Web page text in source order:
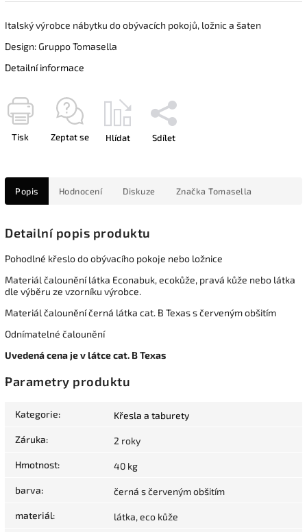
Italský výrobce nábytku do obývacích pokojů, ložnic a šaten
Design: Gruppo Tomasella
Detailní informace
Tisk Zeptat se Hlídat Sdílet
Popis Hodnocení Diskuze Značka Tomasella
Detailní popis produktu
Pohodlné křeslo do obývacího pokoje nebo ložnice
Materiál čalounění látka Econabuk, ecokůže, pravá kůže nebo látka
dle výběru ze vzorníku výrobce.
Materiál čalounění černá látka cat. B Texas s červeným obšitím
Odnímatelné čalounění
Uvedená cena je v látce cat. B Texas
Parametry produktu
Kategorie: Křesla a taburety
Záruka: 2 roky
Hmotnost: 40 kg
barva: černá s červeným obšitím
materiál: látka, eco kůže